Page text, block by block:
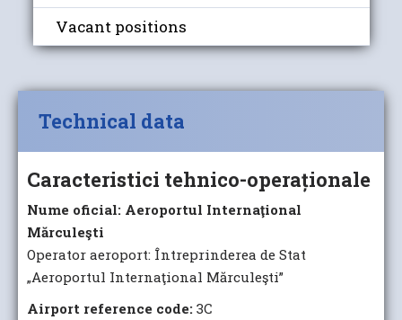
Vacant positions
Technical data
Caracteristici tehnico-operaționale
Nume oficial: Aeroportul Internaţional
Mărculeşti
Operator aeroport: Întreprinderea de Stat
„Aeroportul Internaţional Mărculeşti”
Airport reference code: 3C